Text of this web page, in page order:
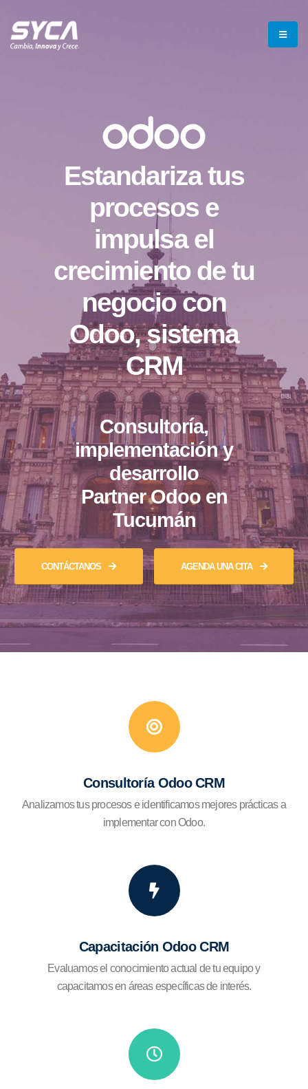
Estandariza tus
procesos e
impulsa el
crecimiento de tu
negocio con
Odoo, sistema
CRM
Consultoría,
implementación y
desarrollo
Partner Odoo en
Tucumán
CONTÁCTANOS AGENDA UNA CITA
Consultoría Odoo CRM
Analizamos tus procesos e identificamos mejores prácticas a
implementar con Odoo.
Capacitación Odoo CRM
Evaluamos el conocimiento actual de tu equipo y
capacitamos en áreas específicas de interés.